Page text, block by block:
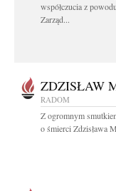
współczucia z
Zarząd...
ZDZISŁAW
RADOM
Z ogromnym
o śmierci Zdzisława